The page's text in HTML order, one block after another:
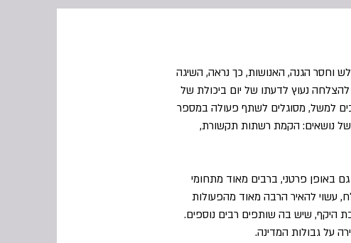
וחסר הגנה, האנושות, כך נראה, השיגה
נעוץ לדעתו של יום ביכולת של
למשל, מסוגלים לשתף פעולה במספר
של נושאים: הקמת רשתות תקשורת,
באופן פרטני, ברבים מאוד מתחומי
עשוי להאיר הרבה מאוד מהפעולות
היקף, שיש בה שותפים רבים נוספים.
על גבולות המדינה.